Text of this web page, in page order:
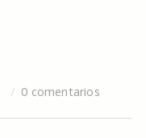
0 comentarios